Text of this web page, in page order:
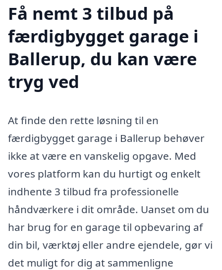
Få nemt 3 tilbud på
færdigbygget garage i
Ballerup, du kan være
tryg ved
At finde den rette løsning til en
færdigbygget garage i Ballerup behøver
ikke at være en vanskelig opgave. Med
vores platform kan du hurtigt og enkelt
indhente 3 tilbud fra professionelle
håndværkere i dit område. Uanset om du
har brug for en garage til opbevaring af
din bil, værktøj eller andre ejendele, gør vi
det muligt for dig at sammenligne